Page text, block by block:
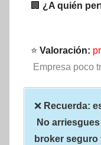
🏢 ¿A quién
⭐ Valoración:
Empresa poco
❌ Recuerda:
No
broker seguro